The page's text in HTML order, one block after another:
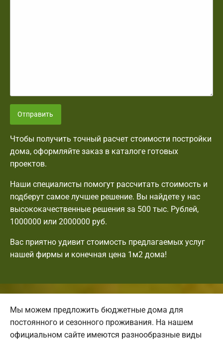
Отправить
Чтобы получить точный расчет стоимости постройки
дома, оформляйте заказ в каталоге готовых
проектов.
Наши специалисты помогут рассчитать стоимость и
подберут самое лучшее решение. Вы найдете у нас
высококачественные решения за 500 тыс. Рублей,
1000000 или 2000000 руб.
Вас приятно удивит стоимость предлагаемых услуг
нашей фирмы и конечная цена 1м2 дома!
Мы можем предложить бюджетные дома для
постоянного и сезонного проживания. На нашем
официальном сайте имеются разнообразные виды